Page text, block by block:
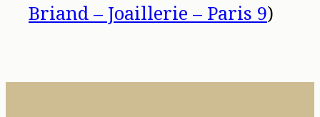
Briand – Joaillerie – Paris 9)